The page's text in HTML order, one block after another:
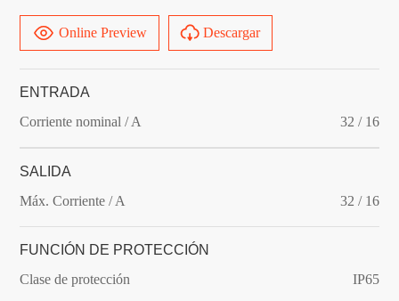
Online Preview Descargar
ENTRADA
Corriente nominal / A
32 / 16
SALIDA
Máx. Corriente / A
32 / 16
FUNCIÓN DE PROTECCIÓN
Clase de protección
IP65